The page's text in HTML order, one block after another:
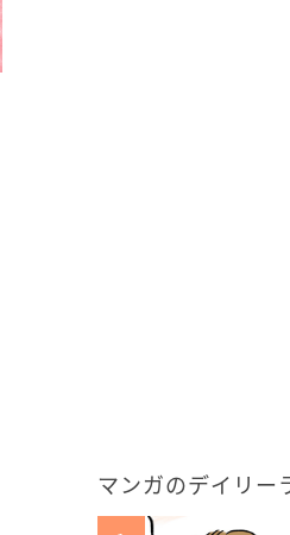
マンガのデイリー